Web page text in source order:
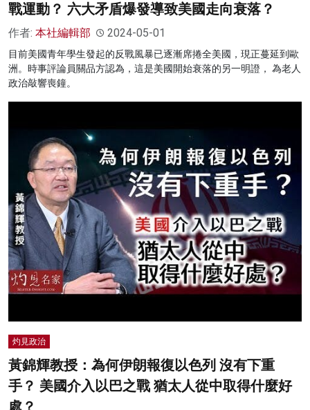
戰運動？ 六大矛盾爆發導致美國走向衰落？
作者: 本社編輯部 2024-05-01
目前美國青年學生發起的反戰風暴已逐漸席捲全美國，現正蔓延到歐
洲。時事評論員關品方認為，這是美國開始衰落的另一明證， 為老人
政治敲響喪鐘。
灼見政治
黃錦輝教授：為何伊朗報復以色列 沒有下重
手？ 美國介入以巴之戰 猶太人從中取得什麼好
處？